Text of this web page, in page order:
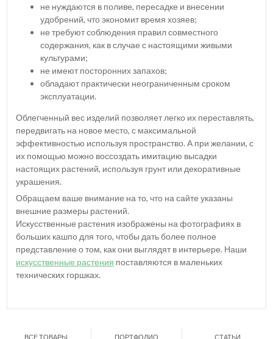
не нуждаются в поливе, пересадке и внесении
удобрений, что экономит время хозяев;
не требуют соблюдения правил совместного
содержания, как в случае с настоящими живыми
культурами;
не имеют посторонних запахов;
обладают практически неограниченным сроком
эксплуатации.
Облегченный вес изделий позволяет легко их переставлять,
передвигать на новое место, с максимальной
эффективностью используя пространство. А при желании, с
их помощью можно воссоздать имитацию высадки
настоящих растений, используя грунт или декоративные
украшения.
Обращаем ваше внимание на то, что на сайте указаны
внешние размеры растений.
Искусственные растения изображены на фотографиях в
больших кашпо для того, чтобы дать более полное
представление о том, как они выглядят в интерьере. Наши
искусственные растения поставляются в маленьких
технических горшках.
ВСЕ ТОВАРЫ ПОРТФОЛИО СТАТЬИ